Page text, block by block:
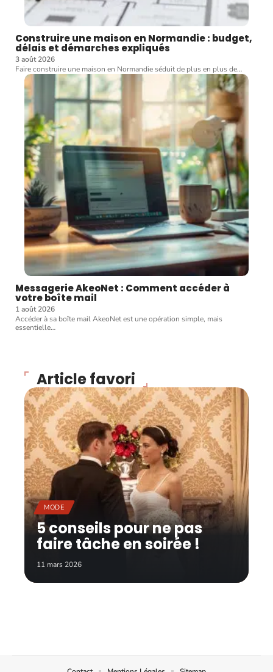
Construire une maison en Normandie : budget,
délais et démarches expliqués
3 août 2026
Faire construire une maison en Normandie séduit de plus en plus de…
Messagerie AkeoNet : Comment accéder à
votre boîte mail
1 août 2026
Accéder à sa boîte mail AkeoNet est une opération simple, mais
essentielle…
Article favori
MODE
5 conseils pour ne pas
faire tâche en soirée !
11 mars 2026